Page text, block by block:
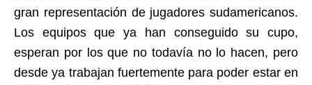
gran representación de jugadores sudamericanos.
Los equipos que ya han conseguido su cupo,
esperan por los que no todavía no lo hacen, pero
desde ya trabajan fuertemente para poder estar en